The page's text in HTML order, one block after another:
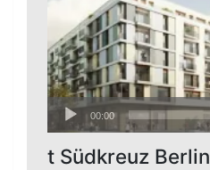
Audio-
Player
00:00
t Südkreuz Berlin